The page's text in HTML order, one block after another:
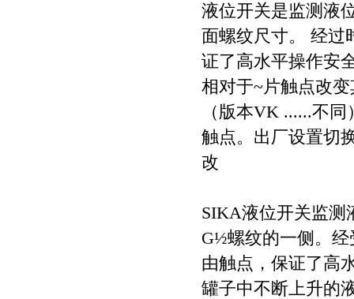
液位开关是监测液
面螺纹尺寸。 经过
证了高水平操作安
相对于~片触点改
（版本VK ......不
触点。出厂设置切
改
SIKA液位开关监测
G½螺纹的一侧。
由触点，保证了高
罐子中不断上升的